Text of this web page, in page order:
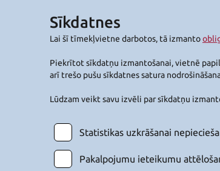
Sīkdatnes
Lai šī tīmekļvietne darbotos, tā izmanto
Piekrītot sīkdatņu izmantošanai, vietnē
arī trešo pušu sīkdatnes satura
Lūdzam veikt savu izvēli par sīkdatņu
Statistikas uzkrāšanai
Pakalpojumu ieteikumu